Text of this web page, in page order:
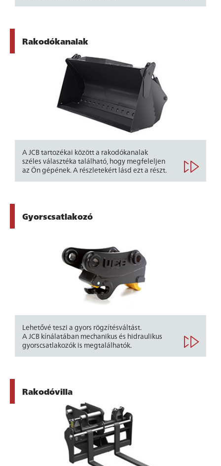
Rakodókanalak
A JCB tartozékai között a rakodókanalak
széles választéka található, hogy megfeleljen
az Ön gépének. A részletekért lásd ezt a részt.
Gyorscsatlakozó
Lehetővé teszi a gyors rögzítésváltást.
A JCB kínálatában mechanikus és hidraulikus
gyorscsatlakozók is megtalálhatók.
Rakodóvilla